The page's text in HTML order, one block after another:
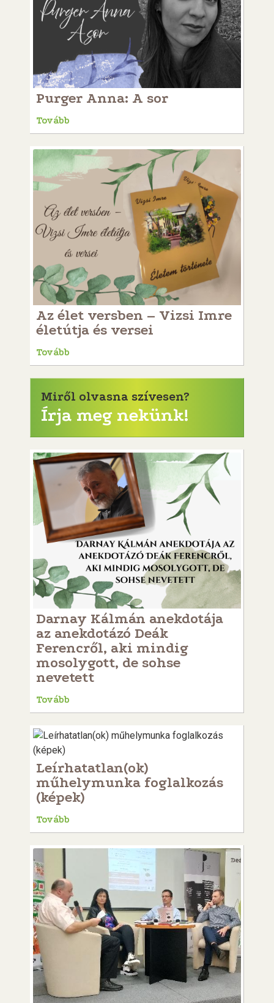
Purger Anna: A sor
Tovább
Az élet versben – Vizsi Imre
életútja és versei
Tovább
Miről olvasna szívesen?
Írja meg nekünk!
Darnay Kálmán anekdotája
az anekdotázó Deák
Ferencről, aki mindig
mosolygott, de sohse
nevetett
Tovább
Leírhatatlan(ok)
műhelymunka foglalkozás
(képek)
Tovább